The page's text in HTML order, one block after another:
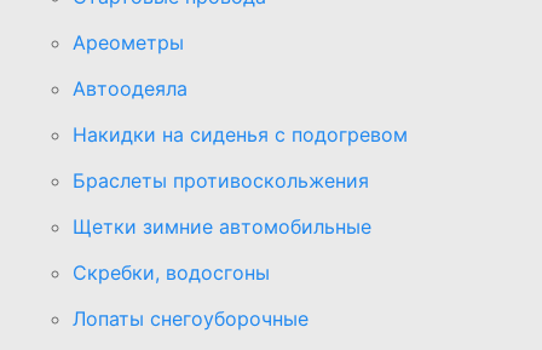
Ареометры
Автоодеяла
Накидки на сиденья с подогревом
Браслеты противоскольжения
Щетки зимние автомобильные
Скребки, водосгоны
Лопаты снегоуборочные